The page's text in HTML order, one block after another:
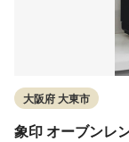
大阪府 大東市
象印 オーブンレ